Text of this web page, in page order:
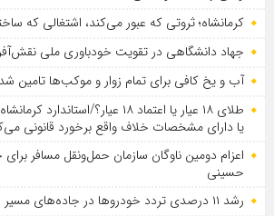
کرمانشاه؛ ثروتی که عبور می‌کند، اشتغالی که
جهاد دانشگاهی در تقویت خودباوری ملی
آب و یخ کافی برای تمام زوار و موکب‌ها تامین
طلای ۱۸ عیار یا اعتماد ۱۸ عیار؟/
یا دارای مشخصات خلاف واقع برخورد قانونی
اعزام دومین ناوگان سازمان حمل‌ونقل مسافر برای
حسینی
رشد ۱۱ درصدی تردد خودروها در جاده‌های مسیر زوار اربعین در کرمانشاه